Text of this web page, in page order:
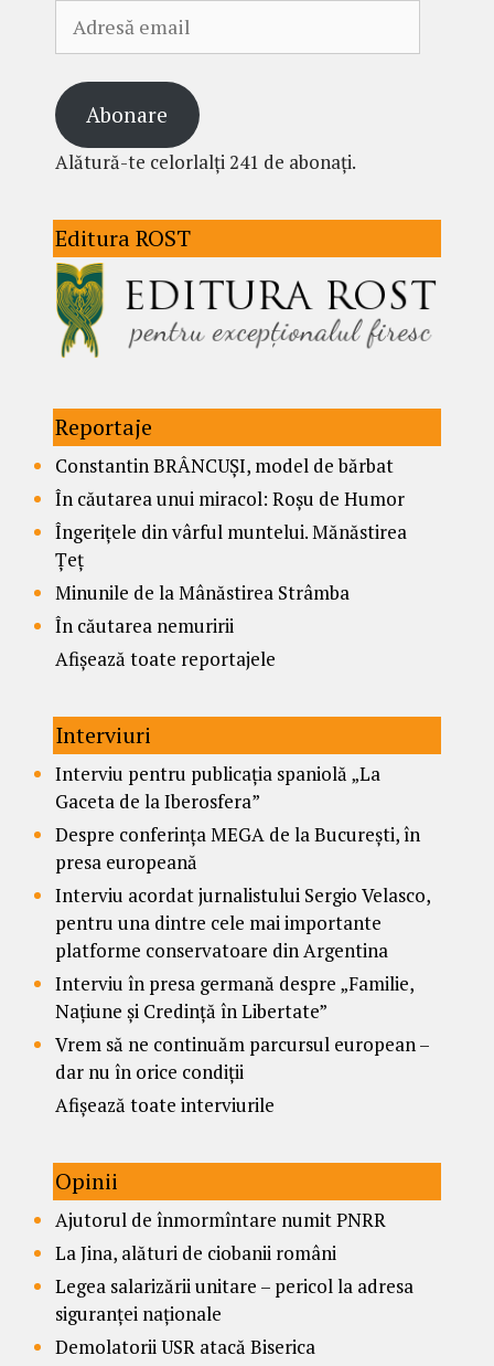
email
Abonare
Alătură-te celorlalți 241 de abonați.
Editura ROST
Reportaje
Constantin BRÂNCUȘI, model de bărbat
În căutarea unui miracol: Roșu de Humor
Îngerițele din vârful muntelui. Mănăstirea
Țeț
Minunile de la Mânăstirea Strâmba
În căutarea nemuririi
Afișează toate reportajele
Interviuri
Interviu pentru publicația spaniolă „La
Gaceta de la Iberosfera”
Despre conferința MEGA de la București, în
presa europeană
Interviu acordat jurnalistului Sergio Velasco,
pentru una dintre cele mai importante
platforme conservatoare din Argentina
Interviu în presa germană despre „Familie,
Națiune și Credință în Libertate”
Vrem să ne continuăm parcursul european –
dar nu în orice condiții
Afișează toate interviurile
Opinii
Ajutorul de înmormîntare numit PNRR
La Jina, alături de ciobanii români
Legea salarizării unitare – pericol la adresa
siguranței naționale
Demolatorii USR atacă Biserica